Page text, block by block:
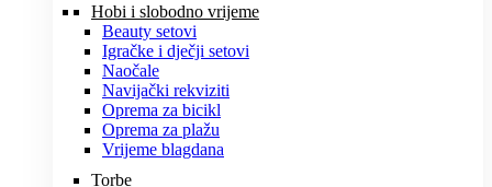
Hobi i slobodno vrijeme
Beauty setovi
Igračke i dječji setovi
Naočale
Navijački rekviziti
Oprema za bicikl
Oprema za plažu
Vrijeme blagdana
Torbe